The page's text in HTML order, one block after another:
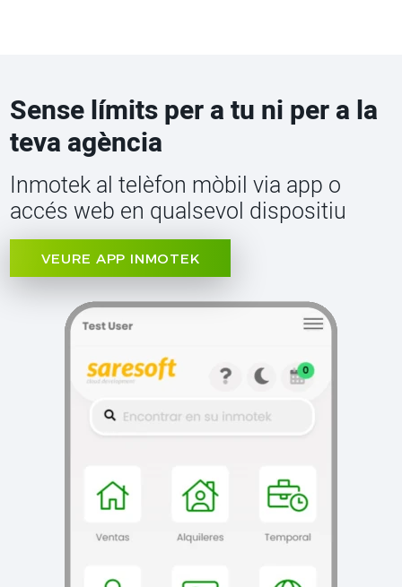
Sense límits per a tu ni per a la
teva agència
Inmotek al telèfon mòbil via app o
accés web en qualsevol dispositiu
VEURE APP INMOTEK